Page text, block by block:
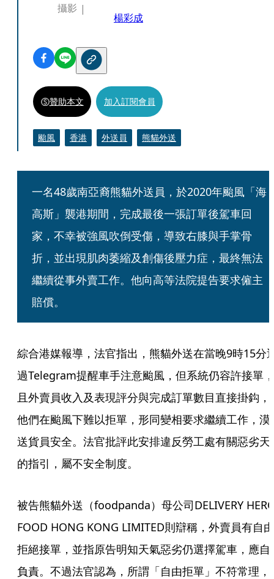
攝影
楊彩成
贊助本文 加入訂閱會員
颱風 香港 外送員 熊貓外送
一名48歲南亞裔熊貓外送員，於2020年颱風「海
高斯」襲港期間，完成最後一張訂單後駕車回
家，不幸被強風吹倒受傷，導致右膝與手掌骨
折，並出現肌肉萎縮及創傷後壓力症，最終無法
繼續從事外賣工作。他向高等法院提告要求僱主
賠償。
綜合港媒報導，法官指出，熊貓外送在當晚9時15分
過Telegram提醒車手注意颱風，但系統仍容許接單，
且外賣員收入及表現評分與完成訂單數目直接掛鈎，
他們在颱風下難以拒單，形同變相要求繼續工作，漠
送貨員安全。法官批評此安排違反勞工處有關惡劣天
的指引，屬不安全制度。
被告熊貓外送（foodpanda）母公司DELIVERY
FOOD HONG KONG LIMITED則辯稱，外賣員有自由
拒絕接單，並指原告明知天氣惡劣仍選擇駕車，應自
負責。不過法官認為，所謂「自由拒單」不符常理，